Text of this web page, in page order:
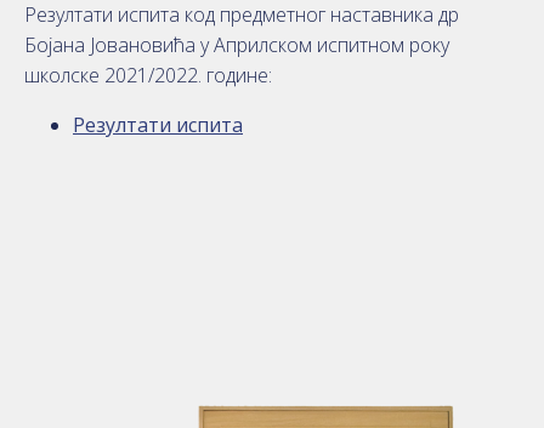
Резултати испита код предметног наставника др
Бојана Јовановића у Априлском испитном року
школске 2021/2022. године:
Резултати испита